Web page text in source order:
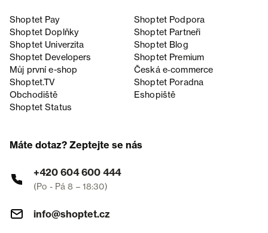
Shoptet Pay
Shoptet Podpora
Shoptet Doplňky
Shoptet Partneři
Shoptet Univerzita
Shoptet Blog
Shoptet Developers
Shoptet Premium
Můj první e-shop
Česká e‑commerce
Shoptet.TV
Shoptet Poradna
Obchodiště
Eshopiště
Shoptet Status
Máte dotaz? Zeptejte se nás
+420 604 600 444
(Po - Pá 8 – 18:30)
info@shoptet.cz